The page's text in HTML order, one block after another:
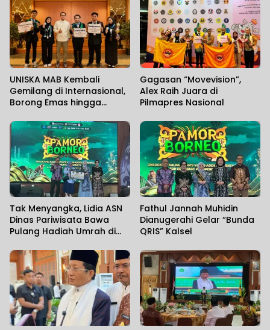
UNISKA MAB Kembali
Gemilang di Internasional,
Borong Emas hingga
Gagasan “Movevision”,
Alex Raih Juara di
Pilmapres Nasional
Tak Menyangka, Lidia ASN
Dinas Pariwisata Bawa
Pulang Hadiah Umrah di
2026
Fathul Jannah Muhidin
Dianugerahi Gelar “Bunda
QRIS” Kalsel